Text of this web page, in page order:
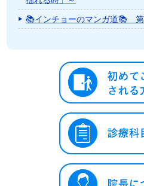
📚インチョーのマンガ道📚